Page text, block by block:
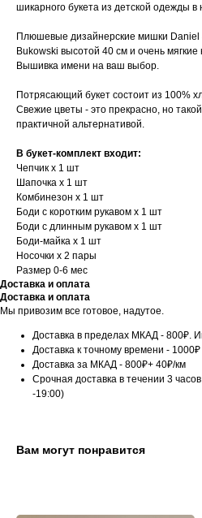
шикарного букета из детской одежды
Плюшевые дизайнерские мишки Daniel
Bukowski высотой 40 см и очень
Вышивка имени на ваш выбор.
Потрясающий букет состоит из 100%
Свежие цветы - это прекрасно, но
практичной альтернативой.
В букет-комплект входит:
Чепчик х 1 шт
Шапочка х 1 шт
Комбинезон х 1 шт
Боди с коротким рукавом х 1 шт
Боди с длинным рукавом х 1 шт
Боди-майка х 1 шт
Носочки х 2 пары
Размер 0-6 мес
Доставка и оплата
Доставка и оплата
Мы привозим все готовое, надутое.
Доставка в пределах МКАД - 800₽.
Доставка к точному времени - 1000₽
Доставка за МКАД - 800₽+ 40₽/км
Срочная доставка в течении 3
-19:00)
Вам могут понравится